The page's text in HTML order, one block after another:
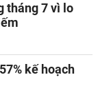
tháng 7 vì lo
kế hoạch